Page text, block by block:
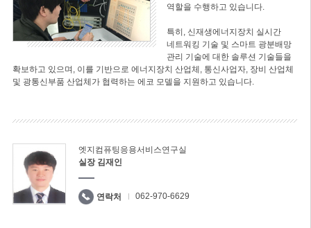
역할을 수행하고 있습니다.
특히, 신재생에너지장치 실시간
네트워킹 기술 및 스마트 광분배망
관리 기술에 대한 솔루션 기술들을
확보하고 있으며, 이를 기반으로 에너지장치 산업체, 통신사업자, 장비 산업체
및 광통신부품 산업체가 협력하는 에코 모델을 지원하고 있습니다.
엣지컴퓨팅응용서비스연구실
실장 김재인
연락처 062-970-6629